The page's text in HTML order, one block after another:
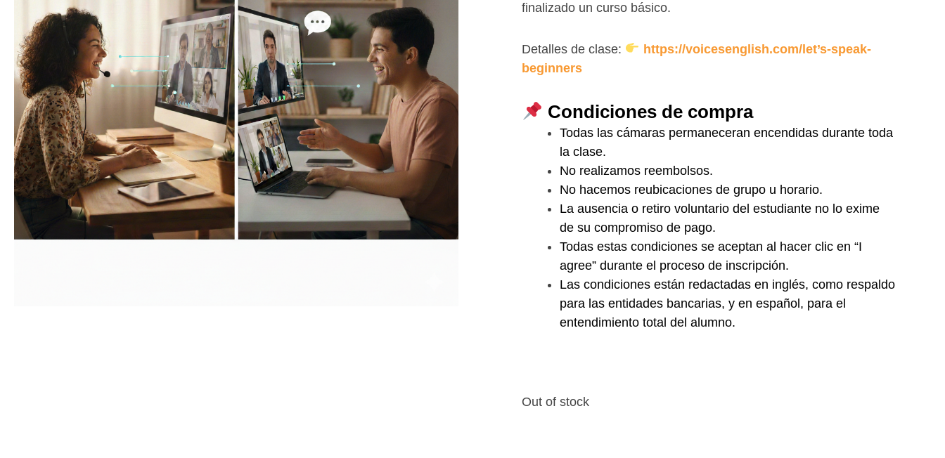
finalizado un curso básico.
Detalles de clase:
https://voicesenglish.com/let’s-speak-
beginners
Condiciones de compra
Todas las cámaras permaneceran encendidas durante toda
la clase.
No realizamos reembolsos.
No hacemos reubicaciones de grupo u horario.
La ausencia o retiro voluntario del estudiante no lo exime
de su compromiso de pago.
Todas estas condiciones se aceptan al hacer clic en “I
agree” durante el proceso de inscripción.
Las condiciones están redactadas en inglés, como respaldo
para las entidades bancarias, y en español, para el
entendimiento total del alumno.
Out of stock